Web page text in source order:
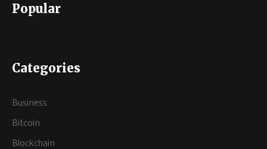
Popular
Categories
Business
Bitcoin
Blockchain